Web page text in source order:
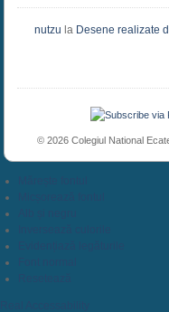
nutzu la Desene realizate
© 2026 Colegiul National